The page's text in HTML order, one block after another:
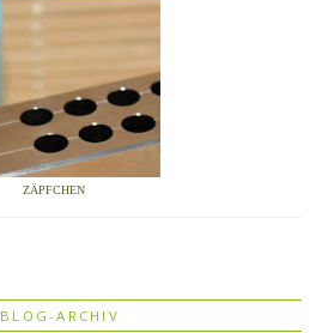
ZÄPFCHEN
BLOG-ARCHIV